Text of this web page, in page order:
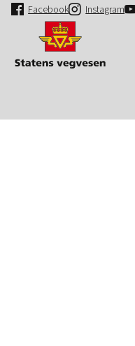
Facebook Instagram